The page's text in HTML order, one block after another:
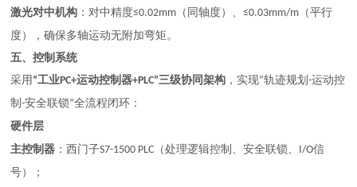
激光对中机构 ：对中精度≤0.02mm （同轴度）、≤0.03mm/m （平行
度），确保多轴运动无附加弯矩。
五、控制系统
采用 “工业PC+运动控制器+PLC”三级协同架构 ，实现“轨迹规划-运动控
制-安全联锁”全流程闭环：
硬件层
主控制器 ：西门子S7-1500 PLC （处理逻辑控制、安全联锁、 I/O信
号）；